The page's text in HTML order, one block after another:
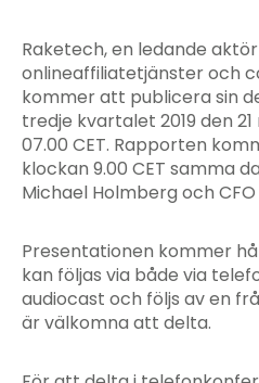
Raketech, en ledande
onlineaffiliatetjänster och
kommer att publicera sin
tredje kvartalet 2019 den
07.00 CET. Rapporten
klockan 9.00 CET samma
Michael Holmberg och
Presentationen kommer
kan följas via både via
audiocast och följs av en
är välkomna att delta.